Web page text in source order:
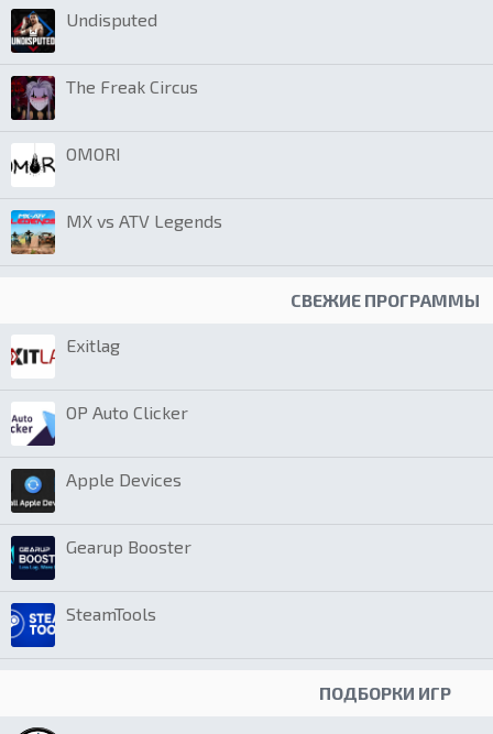
Undisputed
The Freak Circus
OMORI
MX vs ATV Legends
СВЕЖИЕ ПРОГРАММЫ
Exitlag
OP Auto Clicker
Apple Devices
Gearup Booster
SteamTools
ПОДБОРКИ ИГР